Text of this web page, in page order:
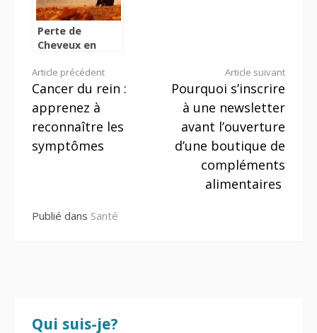
Perte de
Cheveux en
Pourquoi et
comment lutter
? 5 vitamines
pour renforcer
vos cheveux
Lire
la
suite
Article précédent
Cancer du rein :
apprenez à
reconnaître les
symptômes
Article suivant
Pourquoi s’inscrire
à une newsletter
avant l’ouverture
d’une boutique de
compléments
alimentaires
Publié dans Santé
Qui suis-je?